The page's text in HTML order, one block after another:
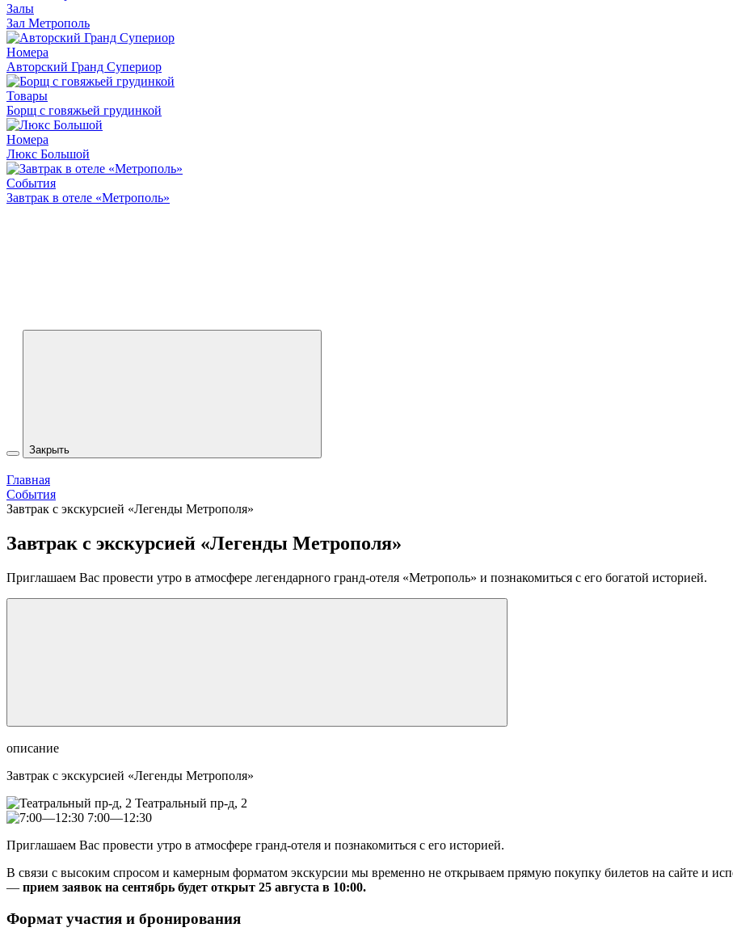
Залы
Зал Метрополь
Номера
Авторский Гранд Супериор
Товары
Борщ с говяжьей грудинкой
Номера
Люкс Большой
События
Завтрак в отеле «Метрополь»
Закрыть
Главная
События
Завтрак с экскурсией «Легенды Метрополя»
Завтрак с экскурсией «Легенды Метрополя»
Приглашаем Вас провести утро в атмосфере легендарного гранд-отеля «Метрополь» и познакомиться с его богатой историей.
описание
Завтрак с экскурсией «Легенды Метрополя»
Театральный пр-д, 2
7:00—12:30
Приглашаем Вас провести утро в атмосфере гранд-отеля и познакомиться с его историей.
В связи с высоким спросом и камерным форматом экскурсии мы временно не открываем прямую покупку билетов на сайте и
— прием заявок на сентябрь будет открыт 25 августа в 10:00.
Формат участия и бронирования